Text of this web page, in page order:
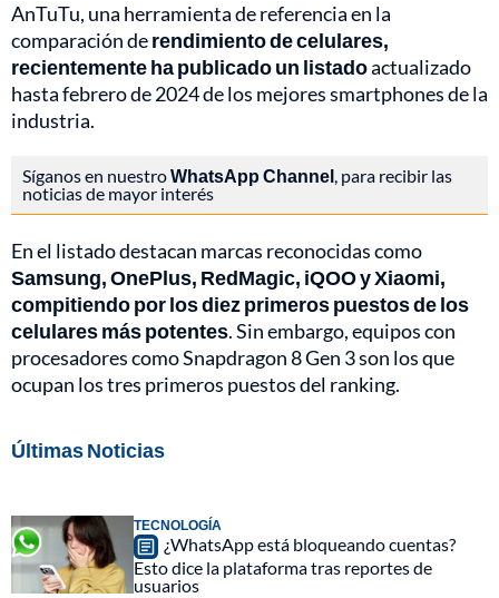
AnTuTu, una herramienta de referencia en la
comparación derendimiento de celulares,
recientemente ha publicado un listadoactualizado
hasta febrero de 2024 de los mejores smartphones de la
industria.
Síganos en nuestroWhatsApp Channel, para recibir las
noticias de mayor interés
En el listado destacan marcas reconocidas como
Samsung, OnePlus, RedMagic, iQOO y Xiaomi,
compitiendo por los diez primeros puestos de los
celulares más potentes. Sin embargo, equipos con
procesadores como Snapdragon 8 Gen 3 son los que
ocupan los tres primeros puestos del ranking.
Últimas Noticias
TECNOLOGÍA
¿WhatsApp está bloqueando cuentas?
Esto dice la plataforma tras reportes de
usuarios